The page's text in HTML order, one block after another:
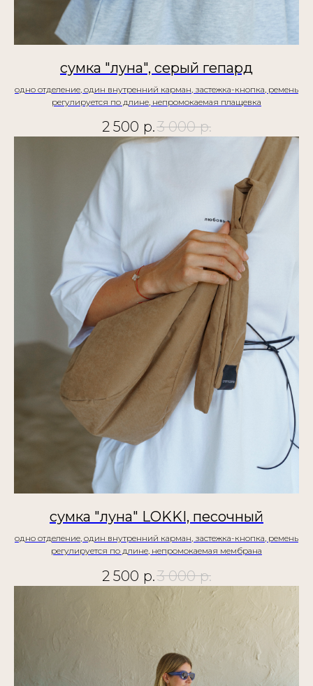
сумка "луна", серый гепард
одно отделение, один внутренний карман, застежка-кнопка, ремень
регулируется по длине, непромокаемая плащевка
2 500 р.3 000 р.
сумка "луна" LOKKI, песочный
одно отделение, один внутренний карман, застежка-кнопка, ремень
регулируется по длине, непромокаемая мембрана
2 500 р.3 000 р.